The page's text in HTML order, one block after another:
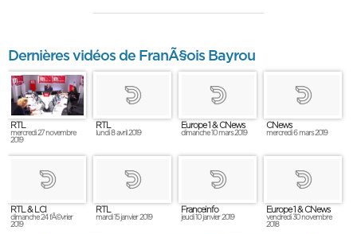
Dernières vidéos de FranÃ§ois Bayrou
RTL
mercredi 27 novembre
2019
RTL
lundi 8 avril 2019
Europe 1 & CNews
dimanche 10 mars 2019
CNews
mercredi 6 mars 2019
RTL & LCI
dimanche 24 fÃ©vrier
2019
RTL
mardi 15 janvier 2019
Franceinfo
jeudi 10 janvier 2019
Europe 1 & CNews
vendredi 30 novembre
2018